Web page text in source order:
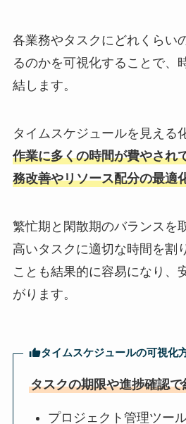
各業務やタスクにどれくらい
るのかを可視化することで、
結します。
タイムスケジュールを見える
作業に多くの時間が費やされ
務改善やリソース配分の最適
繁忙期と閑散期のバランスを
高いタスクに適切な時間を割
ことも結果的に容易になり、
がります。
タイムスケジュールの可視化
タスクの期限や進捗確認
プロジェクト管理ツー